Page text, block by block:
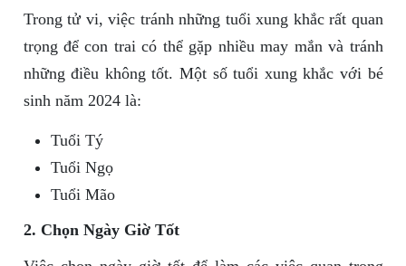
Trong tử vi, việc tránh những tuổi xung khắc rất quan
trọng để con trai có thể gặp nhiều may mắn và tránh
những điều không tốt. Một số tuổi xung khắc với bé
sinh năm 2024 là:
Tuổi Tý
Tuổi Ngọ
Tuổi Mão
2. Chọn Ngày Giờ Tốt